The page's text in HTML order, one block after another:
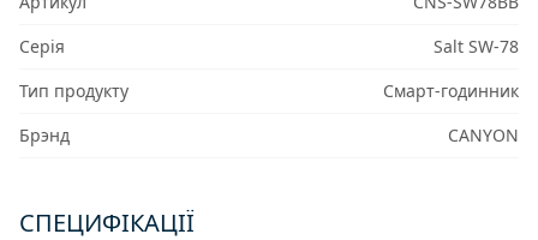
Серія
Salt SW-78
Тип продукту
Смарт-годинник
Брэнд
CANYON
СПЕЦИФІКАЦІЇ